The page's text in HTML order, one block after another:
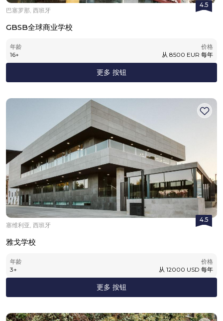
4.5
巴塞罗那, 西班牙
GBSB全球商业学校
年龄
16+
价格
从 8500 EUR 每年
更多 按钮
4.5
塞维利亚, 西班牙
雅戈学校
年龄
3+
价格
从 12000 USD 每年
更多 按钮